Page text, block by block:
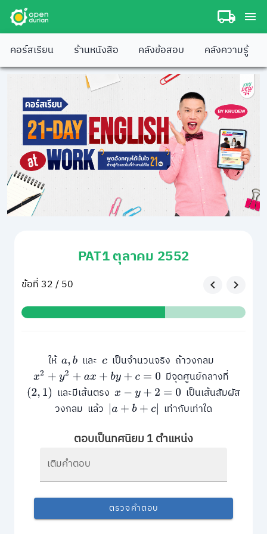
คอร์สเรียน ร้านหนังสือ คลังข้อสอบ คลังความรู้
PAT1 ตุลาคม 2552
ข้อที่ 32 / 50
ให้a,b และcเป็นจำนวนจริง ถ้าวงกลม
x2 +y2+a x+by+ c= 0
มีจุดศูนย์กลางที่
(2,1) และมีเส้นตรง x−y+2=0
เป็นเส้นสัมผัส
วงกลม แล้ว a+b+c| เท่ากับเท่าใด
ตอบเป็นทศนิยม 1 ตำแหน่ง
เติมคำตอบ
ตรวจคำตอบ